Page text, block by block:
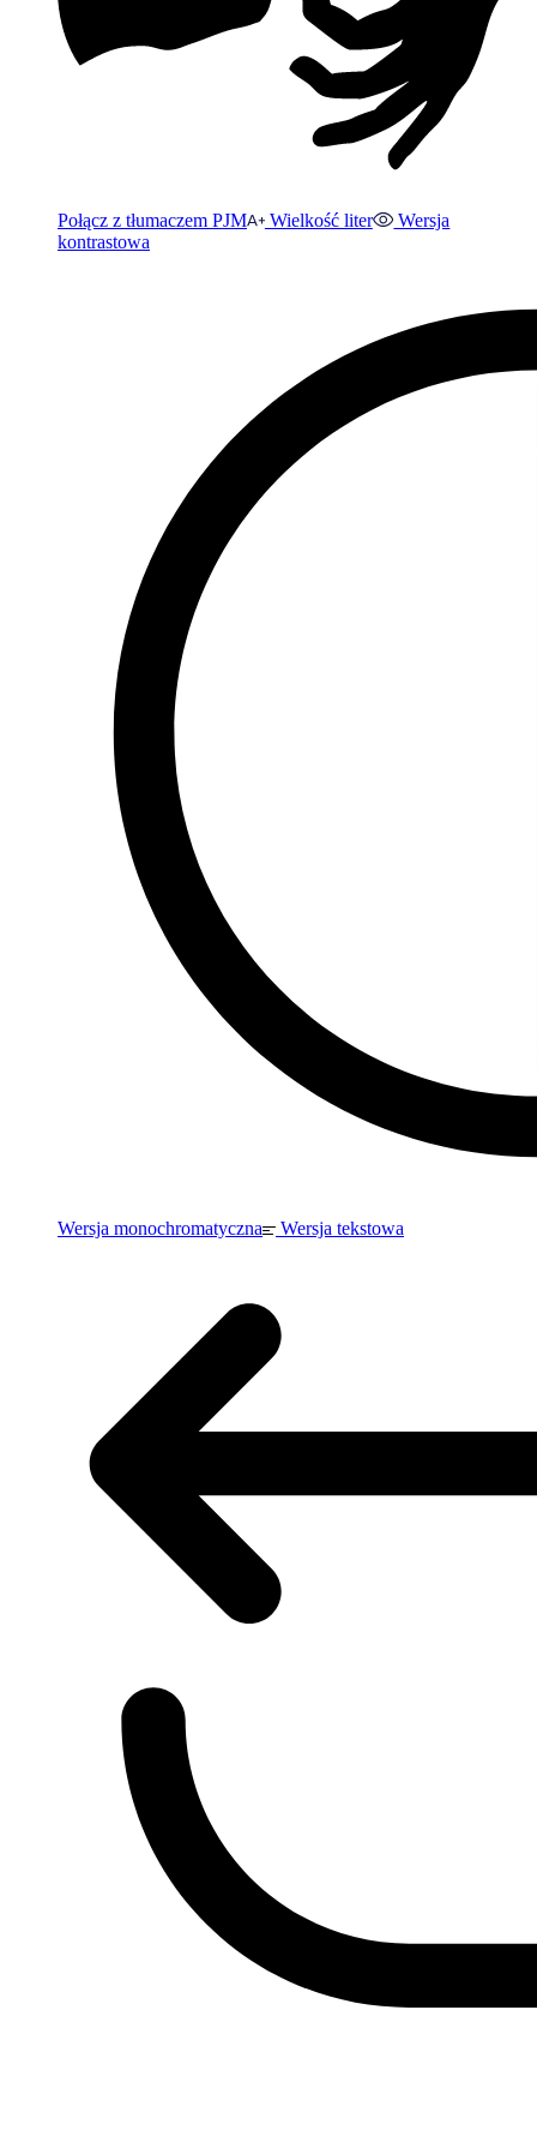
Połącz z tłumaczem PJM Wielkość liter
Wersja
kontrastowa
Wersja monochromatyczna Wersja tekstowa